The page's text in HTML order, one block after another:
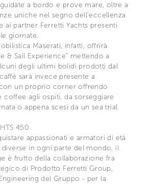
a bordo e prove mare, oltre a
uniche nel segno dell’eccellenza
ai partner Ferretti Yachts presenti
giornate.
Maserati, infatti, offrirà
& Sail Experience” mettendo a
degli ultimi bolidi prodotti dal
sarà invece presente a
un proprio corner offrendo
coffee agli ospiti, da sorseggiare
o appena scesi da un sea trial.
450
appassionati e armatori di età
diverse in ogni parte del mondo, il
è frutto della collaborazione fra
di Prodotto Ferretti Group,
del Gruppo - per la